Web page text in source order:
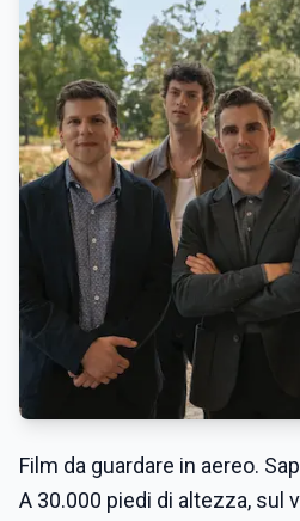
Film da guardare in aereo.
A 30.000 piedi di altezza, sul